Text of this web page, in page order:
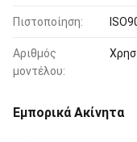
Πιστοποίηση:
Αριθμός
μοντέλου:
Εμπορικά Ακίνητα